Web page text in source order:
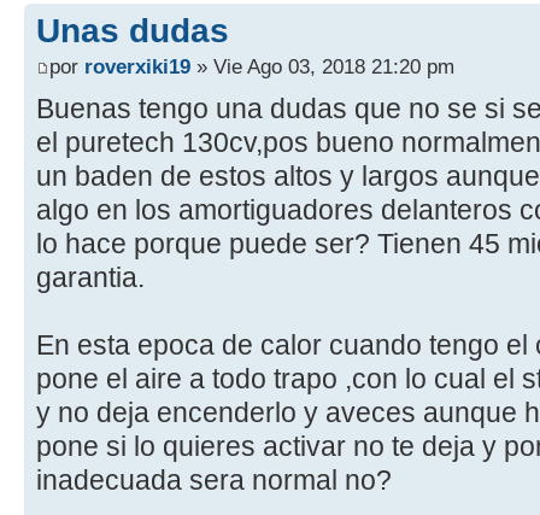
Unas dudas
por roverxiki19 » Vie Ago 03, 2018 21:20 pm
Buenas tengo una dudas que no se si
el puretech 130cv,pos bueno
un baden de estos altos y largos
algo en los amortiguadores delanteros
lo hace porque puede ser? Tienen 45
garantia.
En esta epoca de calor cuando tengo
pone el aire a todo trapo ,con lo cual el
y no deja encenderlo y aveces aunque
pone si lo quieres activar no te deja y
inadecuada sera normal no?